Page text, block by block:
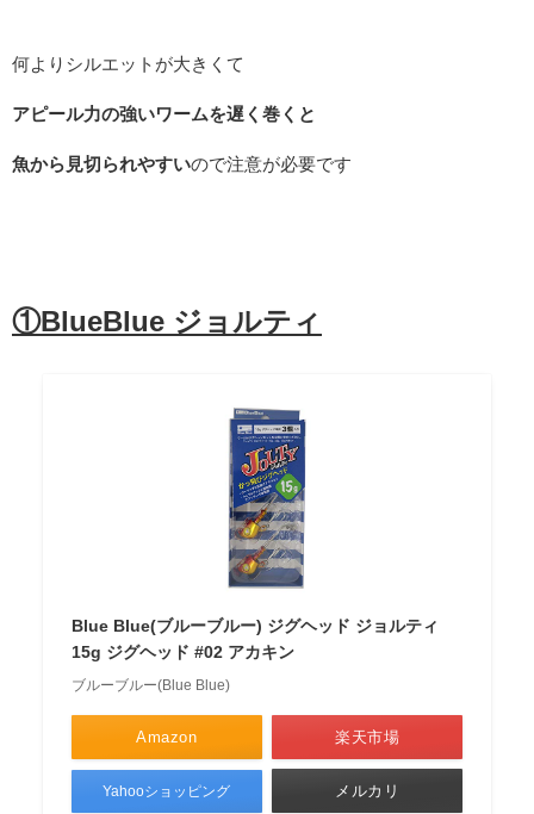
何よりシルエットが大きくて
アピール力の強いワームを遅く巻くと
魚から見切られやすいので注意が必要です
①BlueBlue ジョルティ
Blue Blue(ブルーブルー) ジグヘッド ジョルティ
15g ジグヘッド #02 アカキン
ブルーブルー(Blue Blue)
Amazon 楽天市場
Yahooショッピング メルカリ